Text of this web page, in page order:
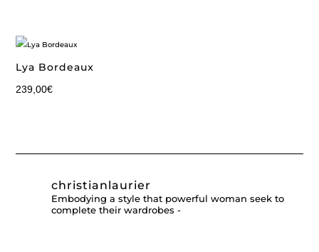
Lya Bordeaux
239,00€
christianlaurier
Embodying a style that powerful woman seek to
complete their wardrobes -